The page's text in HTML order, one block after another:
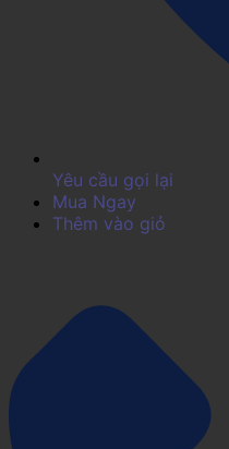
Yêu cầu gọi lại
Mua Ngay
Thêm vào giỏ